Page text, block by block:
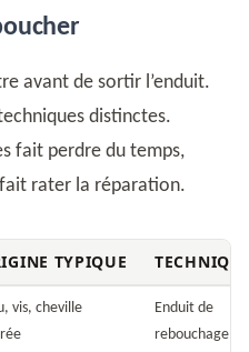
avant de sortir l’enduit.
distinctes.
fait perdre du temps,
rater la réparation.
TYPIQUE
vis, cheville
Enduit de
rebouchage